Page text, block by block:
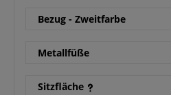
Bezug - Zweitfarbe
Metallfüße
Sitzfläche